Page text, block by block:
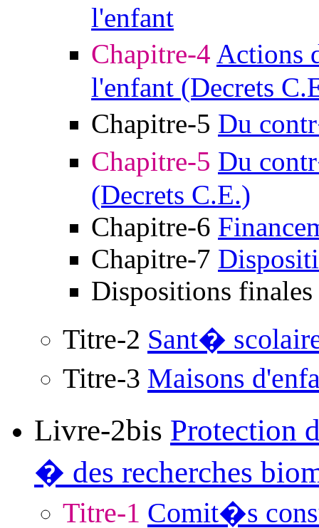
l'enfant
Chapitre-4 Actions
l'enfant (Decrets
Chapitre-5 Du
Chapitre-5 Du
(Decrets C.E.)
Chapitre-6
Chapitre-7
Dispositions finales
Titre-2 Sant�
Titre-3 Maisons
Livre-2bis Protection
� des recherches
Titre-1 Comit�s